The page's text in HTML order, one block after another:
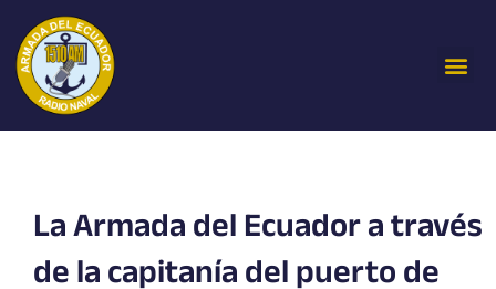
contenido
La Armada del Ecuador a través
de la capitanía del puerto de